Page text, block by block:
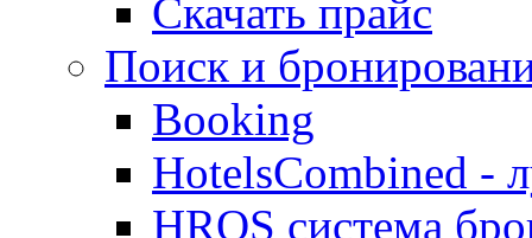
Скачать прайс
Поиск и
Booking
HotelsCombined -
HROS система